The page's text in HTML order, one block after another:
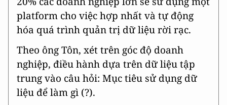
platform cho việc hợp nhất và tự động
hóa quá trình quản trị dữ liệu rời rạc.
Theo ông Tôn, xét trên góc độ doanh
nghiệp, điều hành dựa trên dữ liệu tập
trung vào câu hỏi: Mục tiêu sử dụng dữ
liệu để làm gì (?).